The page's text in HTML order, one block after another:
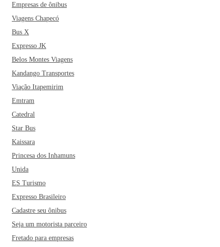
Empresas de ônibus
Viagens Chapecó
Bus X
Expresso JK
Belos Montes Viagens
Kandango Transportes
Viação Itapemirim
Emtram
Catedral
Star Bus
Kaissara
Princesa dos Inhamuns
Unida
ES Turismo
Expresso Brasileiro
Cadastre seu ônibus
Seja um motorista parceiro
Fretado para empresas